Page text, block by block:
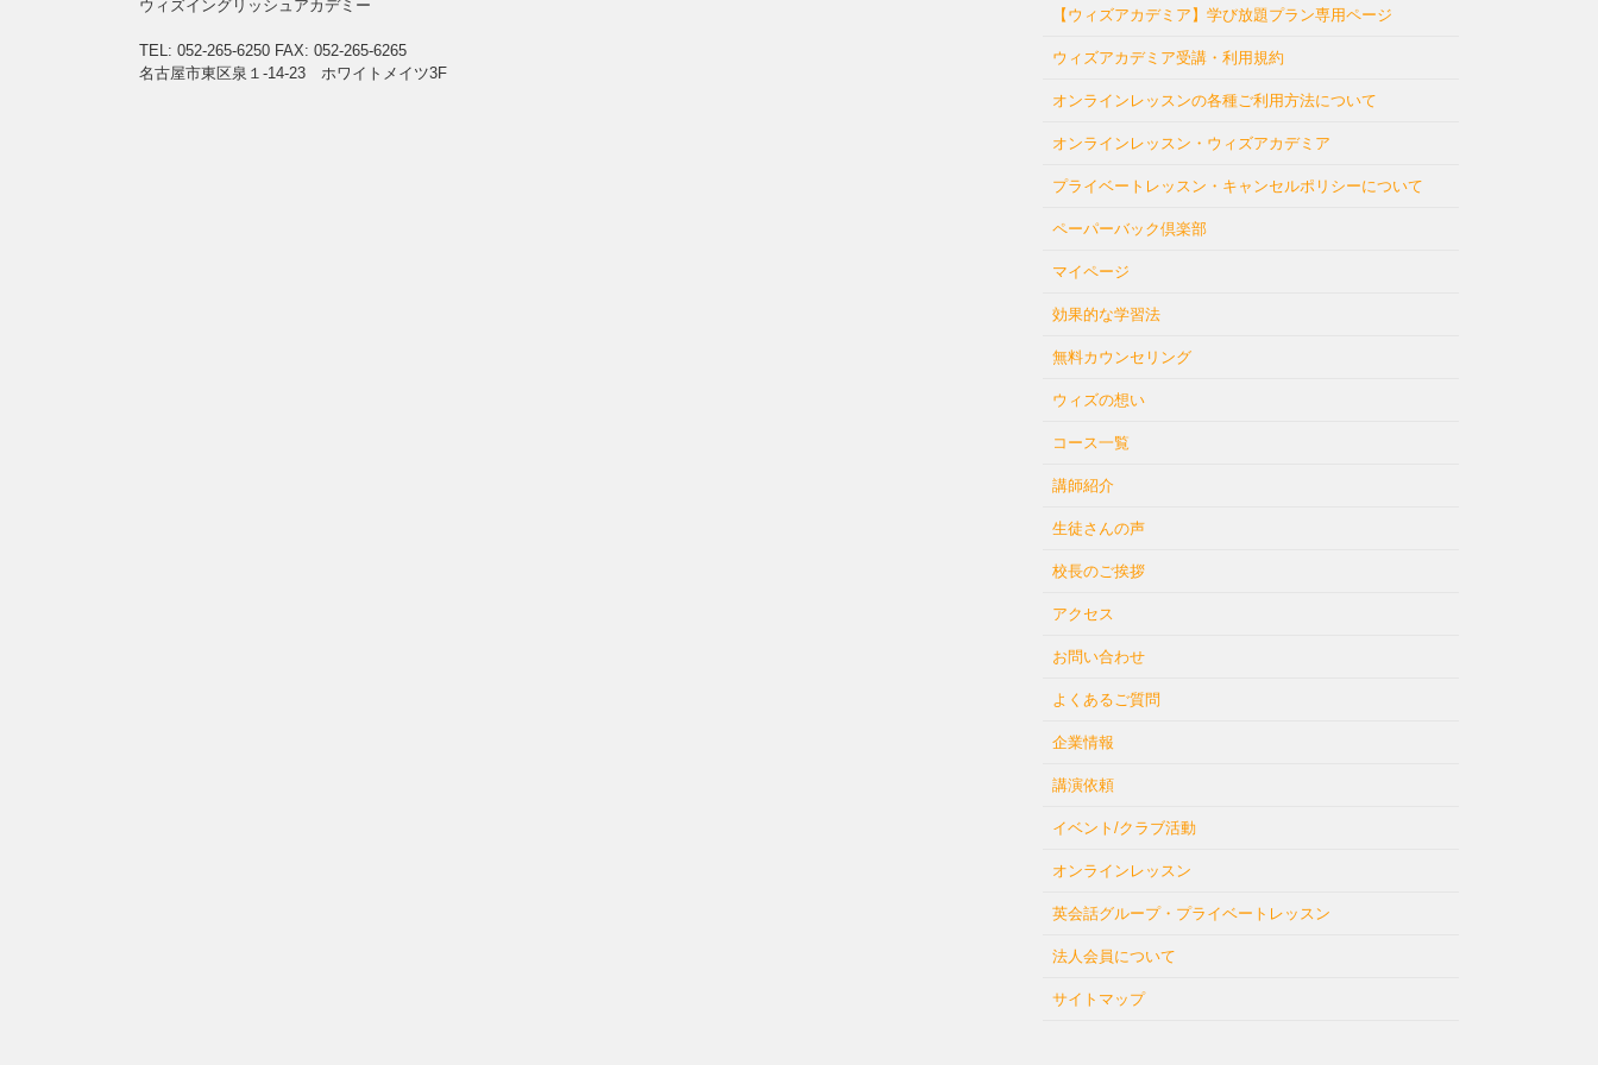
ウィズイングリッシュアカデミー
TEL: 052-265-6250 FAX: 052-265-6265
名古屋市東区泉１-14-23 ホワイトメイツ3F
【ウィズアカデミア】学び放題プラン専用ページ
ウィズアカデミア受講・利用規約
オンラインレッスンの各種ご利用方法について
オンラインレッスン・ウィズアカデミア
プライベートレッスン・キャンセルポリシーについて
ペーパーバック倶楽部
マイページ
効果的な学習法
無料カウンセリング
ウィズの想い
コース一覧
講師紹介
生徒さんの声
校長のご挨拶
アクセス
お問い合わせ
よくあるご質問
企業情報
講演依頼
イベント/クラブ活動
オンラインレッスン
英会話グループ・プライベートレッスン
法人会員について
サイトマップ